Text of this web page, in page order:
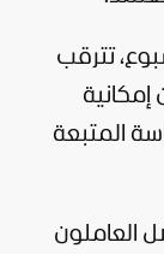
تترقب
إمكانية
المتبعة
العاملون